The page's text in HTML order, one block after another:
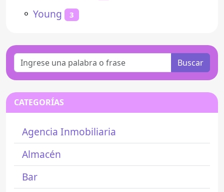
⚬ Young 3
Buscar
CATEGORÍAS
Agencia Inmobiliaria
Almacén
Bar